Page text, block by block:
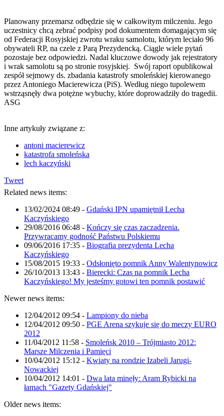
Planowany przemarsz odbędzie się w całkowitym milczeniu. Jego
uczestnicy chcą zebrać podpisy pod dokumentem domagającym się
od Federacji Rosyjskiej zwrotu wraku samolotu, którym leciało 96
obywateli RP, na czele z Parą Prezydencką. Ciągle wiele pytań
pozostaje bez odpowiedzi. Nadal kluczowe dowody jak rejestratory
i wrak samolotu są po stronie rosyjskiej. Swój raport opublikował
zespół sejmowy ds. zbadania katastrofy smoleńskiej kierowanego
przez Antoniego Macierewicza (PiS). Według niego tupolewem
wstrząsnęły dwa potężne wybuchy, które doprowadziły do tragedii.
ASG
Inne artykuły związane z:
antoni macierewicz
katastrofa smoleńska
lech kaczyński
Tweet
Related news items:
13/02/2024 08:49 - Gdański IPN upamiętnił Lecha
Kaczyńskiego
29/08/2016 06:48 - Kończy się czas zaczadzenia.
Przywracamy godność Państwu Polskiemu
09/06/2016 17:35 - Biografia prezydenta Lecha
Kaczyńskiego
15/08/2015 19:33 - Odsłonięto pomnik Anny Walentynowicz
26/10/2013 13:43 - Bierecki: Czas na pomnik Lecha
Kaczyńskiego! My jesteśmy gotowi ten pomnik postawić
Newer news items:
12/04/2012 09:54 - Lampiony do nieba
12/04/2012 09:50 - PGE Arena szykuje się do meczy EURO
2012
11/04/2012 11:58 - Smoleńsk 2010 – Trójmiasto 2012:
Marsze Milczenia i Pamięci
10/04/2012 15:12 - Kwiaty na rondzie Izabeli Jarugi-
Nowackiej
10/04/2012 14:01 - Dwa lata minęły: Aram Rybicki na
łamach "Gazety Gdańskiej"
Older news items: